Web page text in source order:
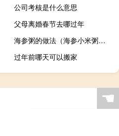
公司考核是什么意思
父母离婚春节去哪过年
海参粥的做法（海参小米粥的家常做法）
过年前哪天可以搬家
☚